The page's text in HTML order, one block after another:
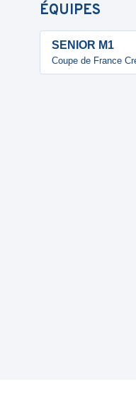
ÉQUIPES
SENIOR M1
Coupe de France